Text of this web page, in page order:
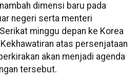
dimensi baru pada
negeri serta menteri
minggu depan ke Korea
atas persenjataan
akan menjadi agenda
tersebut.